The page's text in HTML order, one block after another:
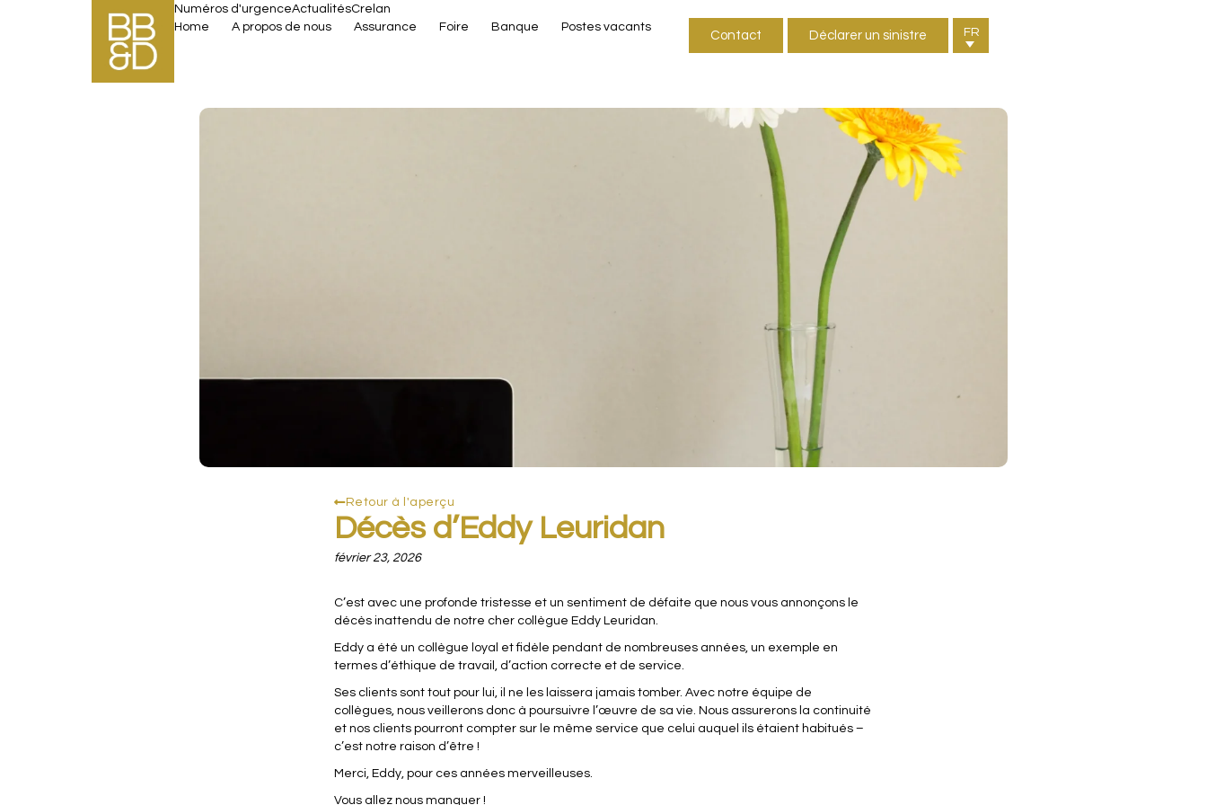
Numéros d'urgenceActualitésCrelan
Home
A propos de nous Assurance Foire Banque Postes vacants
Contact Déclarer un sinistre FR
Retour à l'aperçu
Décès d’Eddy Leuridan
février 23, 2026
C’est avec une profonde tristesse et un sentiment de défaite que nous vous annonçons le
décès inattendu de notre cher collègue Eddy Leuridan.
Eddy a été un collègue loyal et fidèle pendant de nombreuses années, un exemple en
termes d’éthique de travail, d’action correcte et de service.
Ses clients sont tout pour lui, il ne les laissera jamais tomber. Avec notre équipe de
collègues, nous veillerons donc à poursuivre l’œuvre de sa vie. Nous assurerons la continuité
et nos clients pourront compter sur le même service que celui auquel ils étaient habitués –
c’est notre raison d’être !
Merci, Eddy, pour ces années merveilleuses.
Vous allez nous manquer !